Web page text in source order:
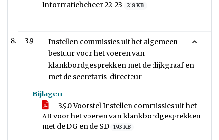
Informatiebeheer 22-23
218 KB
3.9
Instellen commissies uit het algemeen
bestuur voor het voeren van
klankbordgesprekken met de dijkgraaf en
met de secretaris-directeur
Bijlagen
3.9.0 Voorstel Instellen commissies uit het
AB voor het voeren van klankbordgesprekken
met de DG en de SD
193 KB